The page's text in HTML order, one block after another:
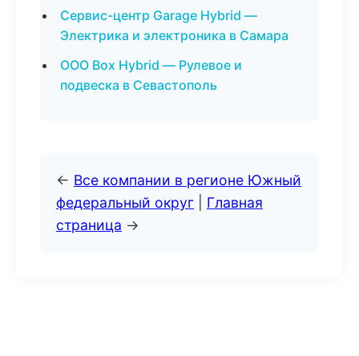
Сервис-центр Garage Hybrid —
Электрика и электроника в Самара
ООО Box Hybrid — Рулевое и
подвеска в Севастополь
← Все компании в регионе Южный
федеральный округ
Главная
страница →